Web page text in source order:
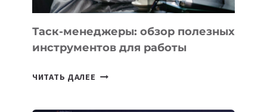
УЖЕ
СЕГОДНЯ
Таск-менеджеры: обзор полезных
инструментов для работы
ЧИТАТЬ ДАЛЕЕ ТАСК-